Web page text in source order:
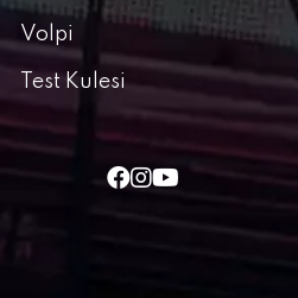
Volpi
Test Kulesi